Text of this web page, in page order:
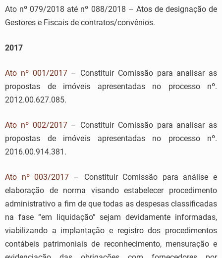
Ato nº 079/2018 até nº 088/2018 – Atos de designação de
Gestores e Fiscais de contratos/convênios.
2017
Ato nº 001/2017– Constituir Comissão para analisar as
propostas de imóveis apresentadas no processo nº.
2012.00.627.085.
Ato nº 002/2017– Constituir Comissão para analisar as
propostas de imóveis apresentadas no processo nº.
2016.00.914.381.
Ato nº 003/2017 – Constituir Comissão para análise e
elaboração de norma visando estabelecer procedimento
administrativo a fim de que todas as despesas classificadas
na fase “em liquidação” sejam devidamente informadas,
viabilizando a implantação e registro dos procedimentos
contábeis patrimoniais de reconhecimento, mensuração e